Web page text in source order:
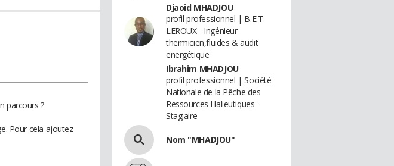
parcours ?
Pour cela ajoutez
Djaoid MHADJOU
profil professionnel | B.E.T
LEROUX - Ingénieur
thermicien,fluides & audit
energétique
Ibrahim MHADJOU
profil professionnel | Société
Nationale de la Pêche des
Ressources Halieutiques -
Stagiaire
Nom "MHADJOU"